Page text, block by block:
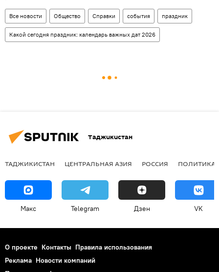
Все новости Общество Справки события праздник
Какой сегодня праздник: календарь важных дат 2026
Таджикистан
ТАДЖИКИСТАН ЦЕНТРАЛЬНАЯ АЗИЯ РОССИЯ ПОЛИТИКА
Макс Telegram Дзен VK
О проекте Контакты Правила использования
Реклама Новости компаний